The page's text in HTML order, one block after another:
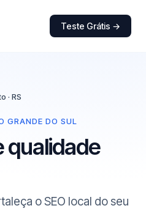
Teste Grátis →
· RS
GRANDE DO SUL
qualidade
o SEO local do seu